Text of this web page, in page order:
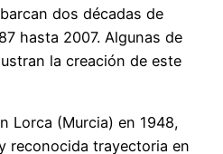
dos décadas de
hasta 2007. Algunas de
la creación de este
Lorca (Murcia) en 1948,
reconocida trayectoria en